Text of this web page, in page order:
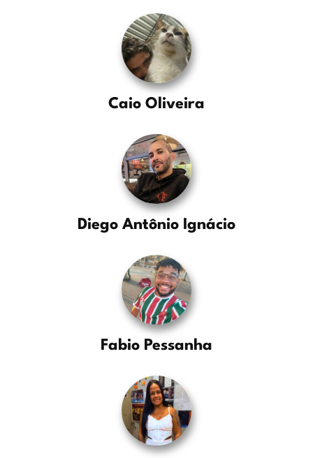
Caio Oliveira
Diego Antônio Ignácio
Fabio Pessanha